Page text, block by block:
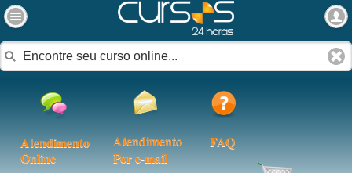
Atendimento
Online
Atendimento
Por e-mail
FAQ